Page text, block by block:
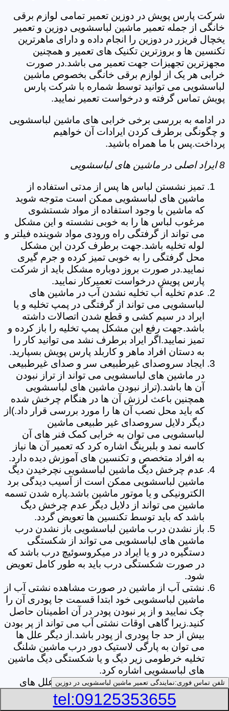
شرکت پارس پویش در دوزین تعمیر تمامی لوازم برقی
خانگی از جمله تعمیر ماشین لباسشویی دوزین و تعمیر
یخچال فریزر در دوزین را انجام داده و دارای ماهرترین
تکنسین ها و بروزترین تکنیک های تعمیر و همچنین
مجهزترین تجهیزات جهت تعمیر می باشد.در صورت
خرابی هر یک از لوازم برقی خانگی بخصوص ماشین
لباسشویی می توانید توسط شماره با شرکت پارس
پویش تماس گرفته و درخواست تعمیر نمایید.
در ادامه به بررسی برخی خرابی های ماشین لباسشویی
و چگونگی برطرف کردن ایرادات آن خواهیم
پرداخت.پس با ما همراه باشید.
8 ایراد اصلی در ماشین های لباسشویی
تمیز نشستن لباس ها پس از مدتی استفاده از
ماشین های لباسشویی ممکن است متوجه شوید
که ماشین با وجود استفاده از مواد شستشوی
مرغوب لباس ها را به خوبی نشسته و این مشکل
می تواند از گرفتگی راه ورودی مواد شوینده فیلتر و
لوله تخلیه باشد.جهت برطرف کردن این مشکل
محل گرفتگی را به خوبی تمیز کرده و جرم گیری
نمایید.در صورت بروز دوباره مشکل باید از شرکت
پارس پویش درخواست تعمیرکار نمایید.
عدم تخلیه آب تخلیه نشدن آب در ماشین های
لباسشویی می تواند از گرفتگی در پمپ تخلیه و یا
ایراد در سیم کشی و قطع شدن اتصالات داشته
باشد.جهت رفع این مشکل پمپ تخلیه را باز کرده و
تمیز نمایید.اگر ایراد برطرف نشد می توانید کار را
به دستان افراد ماهر و کاربلد پارس پویش بسپارید.
ایجاد سروصدای غیرطبیعی سر و صدای غیرطبیعی
در ماشین های لباسشویی می تواند از تراز نبودن
آن ها باشد.(تراز نبودن ماشین های لباسشویی
همچنین باعث لرزش آن ها در هنگام چرخش شده
که باید محل نصب آن ها را مورد بررسی قرار داد.)از
دیگر دلایل سروصدای غیر طبیعی ماشین
لباسشویی می توان به خرابی کمک فنر های آن
کاسه نمد و بلبرینگ اشاره کرد که تعمیر آن ها نیاز
به افراد متخصص و تکنسین های آموزش دیده دارد.
عدم چرخش دیگ ماشین لباسشویی نچرخیدن دیگ
ماشین لباسشویی ممکن است از آسیب دیدگی برد
الکترونیکی و یا موتور ماشین باشد.پاره شدن تسمه
ماشین می تواند از دلایل دیگر عدم چرخش دیگ
باشد که باید توسط تکنسین ها تعویض گردد.
باز نشدن درب ماشین لباسشویی باز نشدن درب
ماشین های لباسشویی می تواند از شکستگی
دستگیره در و یا ایراد در میکروسوئیچ درب باشد که
در صورت شکستگی درب باید به طور کامل تعویض
شود.
نشتی آب از ماشین در صورت مشاهده نشتی آب از
ماشین لباسشویی خود ابتدا قسمت جا پودری آن را
چک نمایید و از پر نبودن پودر در آن اطمینان حاصل
کنید.زیرا گاهی اوقات نشتی آب می تواند از پر بودن
بیش از حد جا پودری از پودر باشد.از دیگر علل ها
می توان به پارگی لاستیک دور درب ماشین شلنگ
تخلیه خرطومی زیر دیگ و یا شکستگی دیگ ماشین
های لباسشویی اشاره کرد.
خشک نکردن لباس ها یکی از بیشترین علل های
خشک نکردن لباس ها توسط ماشین های
لباسشویی پر کردن دیگ آن ها بیش از حد ظرفیت
تلفن تماس فوری:نمایندگی تعمیر ماشین لباسشویی در دوزین
tel:09125353655